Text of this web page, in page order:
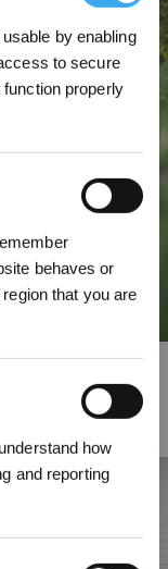
by enabling
to secure
properly
behaves or
that you are
how
and reporting
les pentes de 45 %